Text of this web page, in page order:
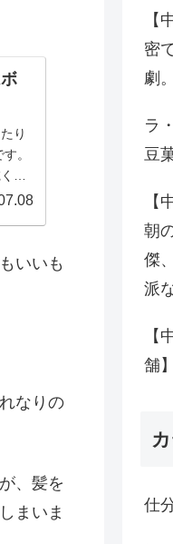
り
。
の
いいも
なりの
、髪を
まいま
【
密
劇
ラ
豆
【
朝
傑
派
【
舗
仕